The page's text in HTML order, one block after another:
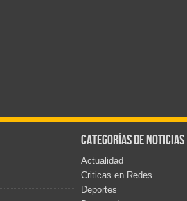
Categorías de noticias
Actualidad
Criticas en Redes
Deportes